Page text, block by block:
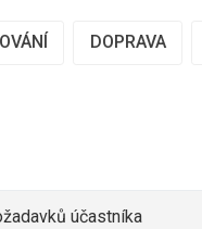
DOPRAVA
účastníka